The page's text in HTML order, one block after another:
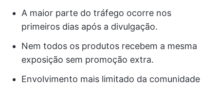
A maior parte do tráfego ocorre nos
primeiros dias após a divulgação.
Nem todos os produtos recebem a mesma
exposição sem promoção extra.
Envolvimento mais limitado da comunidade